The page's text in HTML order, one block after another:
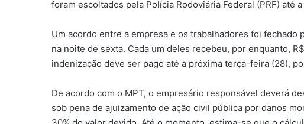
foram escoltados pela Polícia Rodoviária Federal (PRF) até a
Um acordo entre a empresa e os trabalhadores foi
na noite de sexta. Cada um deles recebeu, por enquanto,
indenização deve ser pago até a próxima terça-feira (28),
De acordo com o MPT, o empresário responsável deverá
sob pena de ajuizamento de ação civil pública por danos